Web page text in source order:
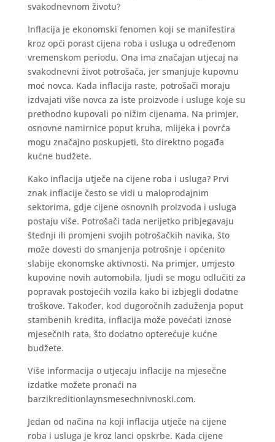
svakodnevnom životu?
Inflacija je ekonomski fenomen koji se manifestira
kroz opći porast cijena roba i usluga u određenom
vremenskom periodu. Ona ima značajan utjecaj na
svakodnevni život potrošača, jer smanjuje kupovnu
moć novca. Kada inflacija raste, potrošači moraju
izdvajati više novca za iste proizvode i usluge koje su
prethodno kupovali po nižim cijenama. Na primjer,
osnovne namirnice poput kruha, mlijeka i povrća
mogu značajno poskupjeti, što direktno pogađa
kućne budžete.
Kako inflacija utječe na cijene roba i usluga? Prvi
znak inflacije često se vidi u maloprodajnim
sektorima, gdje cijene osnovnih proizvoda i usluga
postaju više. Potrošači tada nerijetko pribjegavaju
štednji ili promjeni svojih potrošačkih navika, što
može dovesti do smanjenja potrošnje i općenito
slabije ekonomske aktivnosti. Na primjer, umjesto
kupovine novih automobila, ljudi se mogu odlučiti za
popravak postojećih vozila kako bi izbjegli dodatne
troškove. Također, kod dugoročnih zaduženja poput
stambenih kredita, inflacija može povećati iznose
mjesečnih rata, što dodatno opterećuje kućne
budžete.
Više informacija o utjecaju inflacije na mjesečne
izdatke možete pronaći na
barzikreditionlaynsmesechnivnoski.com.
Jedan od načina na koji inflacija utječe na cijene
roba i usluga je kroz lanci opskrbe. Kada cijene